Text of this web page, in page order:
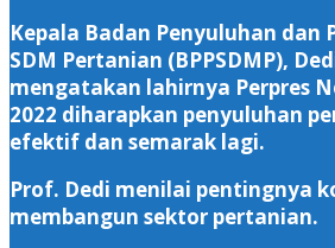
Kepala Badan Penyuluhan dan
SDM Pertanian (BPPSDMP),
mengatakan lahirnya Perpres
2022 diharapkan penyuluhan
efektif dan semarak lagi.
Prof. Dedi menilai pentingnya
membangun sektor pertanian.